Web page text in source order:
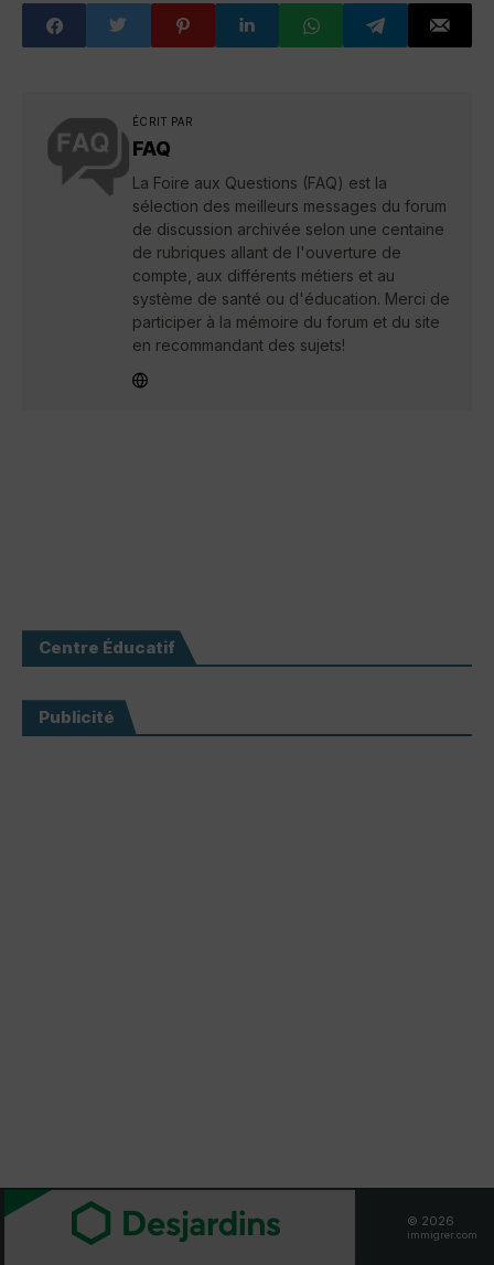
ÉCRIT PAR
FAQ
La Foire aux Questions (FAQ) est la
sélection des meilleurs messages du forum
de discussion archivée selon une centaine
de rubriques allant de l'ouverture de
compte, aux différents métiers et au
système de santé ou d'éducation. Merci de
participer à la mémoire du forum et du site
en recommandant des sujets!
Centre Éducatif
Publicité
© 2026
immigrer.com